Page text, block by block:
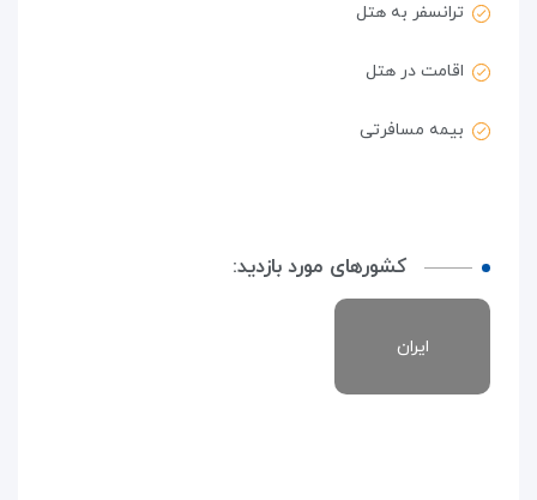
ترانسفر به هتل
اقامت در هتل
بیمه مسافرتی
کشورهای مورد بازدید:
ایران